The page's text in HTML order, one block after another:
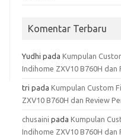
Komentar Terbaru
Yudhi padaKumpulan
Indihome ZXV10 B760H dan
tri padaKumpulan Custom
ZXV10 B760H dan Review
chusaini padaKumpulan
Indihome ZXV10 B760H dan